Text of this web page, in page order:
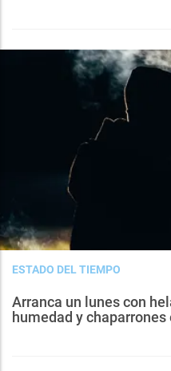
ESTADO DEL TIEMPO
Arranca un lunes con
humedad y